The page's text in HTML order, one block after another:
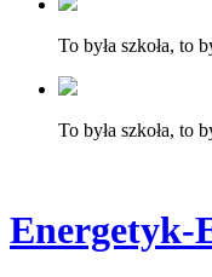
To była szkoła, to
To była szkoła, to